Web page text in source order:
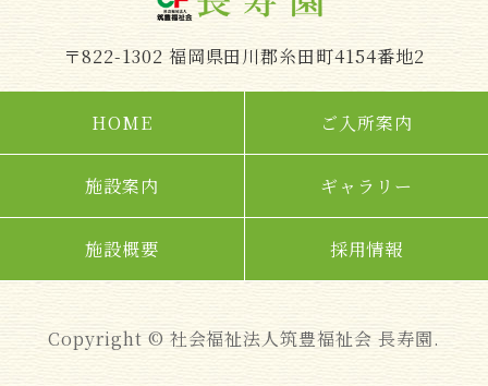
〒822-1302 福岡県田川郡糸田町4154番地2
HOME ご入所案内
施設案内 ギャラリー
施設概要 採用情報
Copyright © 社会福祉法人筑豊福祉会 長寿園.